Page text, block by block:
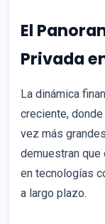
El
Privada
La dinámica
creciente,
vez más
demuestran
en tecnologías
a largo plazo.